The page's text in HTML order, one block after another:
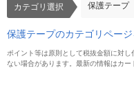
カテゴリ選択 保護テープ
保護テープのカテゴリページ
ポイント等は原則として税抜金額に対
ない場合があります。最新の情報はカー